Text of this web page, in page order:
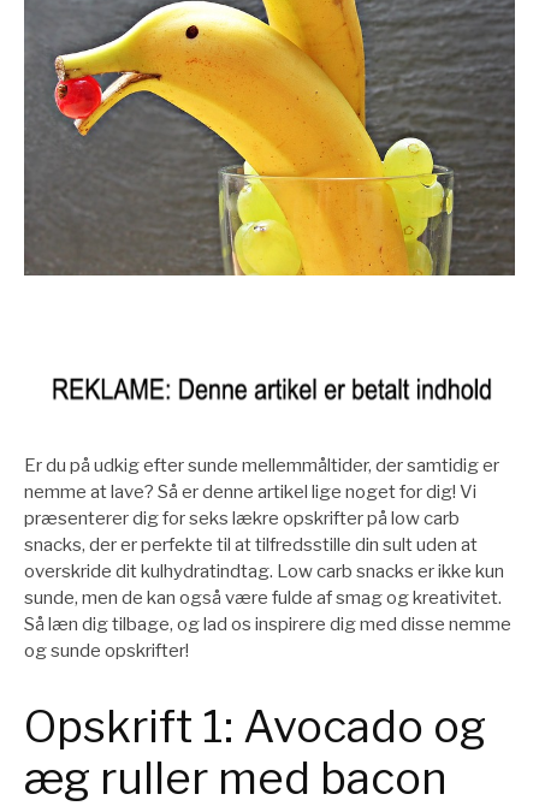
Er du på udkig efter sunde mellemmåltider, der samtidig er
nemme at lave? Så er denne artikel lige noget for dig! Vi
præsenterer dig for seks lækre opskrifter på low carb
snacks, der er perfekte til at tilfredsstille din sult uden at
overskride dit kulhydratindtag. Low carb snacks er ikke kun
sunde, men de kan også være fulde af smag og kreativitet.
Så læn dig tilbage, og lad os inspirere dig med disse nemme
og sunde opskrifter!
Opskrift 1: Avocado og
æg ruller med bacon